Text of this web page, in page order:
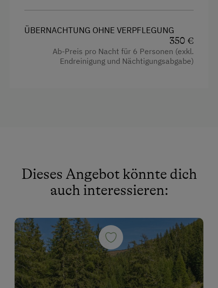
ÜBERNACHTUNG OHNE VERPFLEGUNG
350 €
Ab-Preis pro Nacht für 6 Personen (exkl.
Endreinigung und Nächtigungsabgabe)
Dieses Angebot könnte dich
auch interessieren: